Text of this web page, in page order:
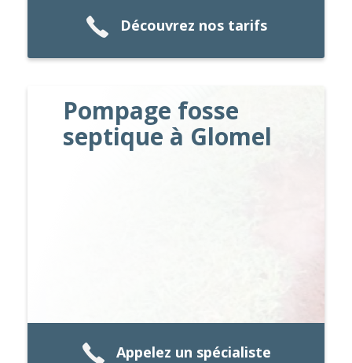
Découvrez nos tarifs
Pompage fosse
septique à Glomel
Appelez un spécialiste